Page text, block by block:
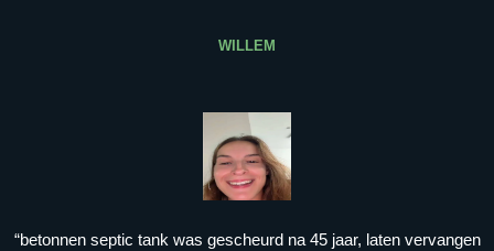
WILLEM
“betonnen septic tank was gescheurd na 45 jaar, laten vervangen